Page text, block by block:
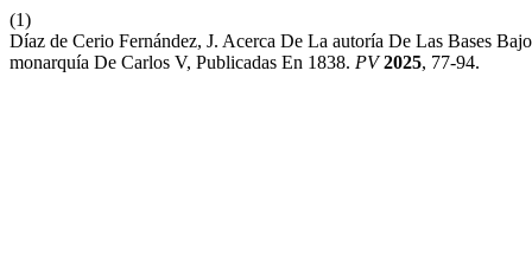
(1)
Díaz de Cerio Fernández, J. Acerca De La autoría De Las Bases
monarquía De Carlos V, Publicadas En 1838. PV 2025, 77-94.